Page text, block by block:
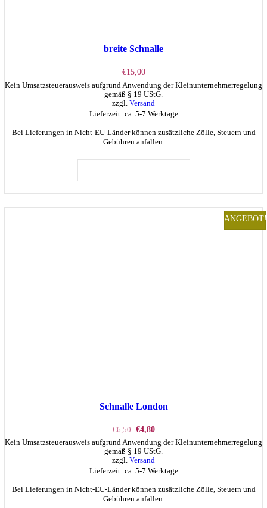
breite Schnalle
€15,00
Kein Umsatzsteuerausweis aufgrund Anwendung der Kleinunternehmerregelung
gemäß § 19 UStG.
zzgl. Versand
Lieferzeit: ca. 5-7 Werktage
Bei Lieferungen in Nicht-EU-Länder können zusätzliche Zölle, Steuern und
Gebühren anfallen.
ANGEBOT!
Schnalle London
€6,50 Ursprünglicher
Preis
war:
€6,50
€4,80Aktueller
Preis
ist:
€4,80.
Kein Umsatzsteuerausweis aufgrund Anwendung der Kleinunternehmerregelung
gemäß § 19 UStG.
zzgl. Versand
Lieferzeit: ca. 5-7 Werktage
Bei Lieferungen in Nicht-EU-Länder können zusätzliche Zölle, Steuern und
Gebühren anfallen.